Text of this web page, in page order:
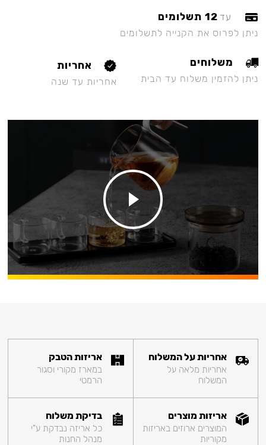
עד 12 תשלומים
ניתן לפרוס את הקנייה לתשלומים
משלוחים
ניתן להזמין משלוח עד הבית
אחריות
אחריות עד שנה
אחריות על המשלוח
אחריות מלאה על
המשלוח
אריזות הטבק
במארז מקורי וסגור
הרמטי
אריזות מוצרים
המוצרים ארוזים באריזות
מקוריות
בדיקת משלוח
כל אריזה נבדקת ע"י
מנהל החנות